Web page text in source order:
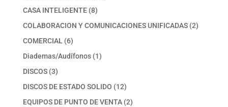
CASA INTELIGENTE 88
productos
COLABORACION Y COMUNICACIONES UNIFICADAS 22
COMERCIAL 66
productos
Diademas/Audífonos 11
DISCOS 33
productos
DISCOS DE ESTADO SOLIDO 1212
productos
EQUIPOS DE PUNTO DE VENTA 22